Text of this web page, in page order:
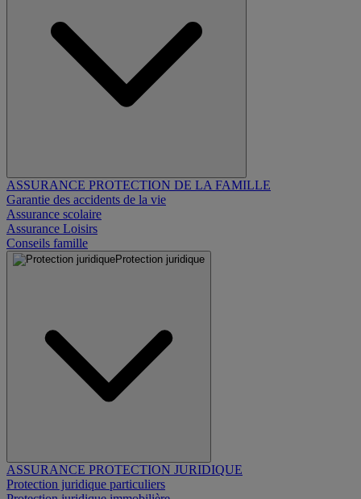
ASSURANCE PROTECTION DE LA FAMILLE
Garantie des accidents de la vie
Assurance scolaire
Assurance Loisirs
Conseils famille
Protection juridique
ASSURANCE PROTECTION JURIDIQUE
Protection juridique particuliers